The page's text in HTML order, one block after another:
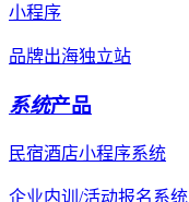
小程序
品牌出海独立站
系统产品
民宿酒店小程序系统
企业内训/活动报名系统